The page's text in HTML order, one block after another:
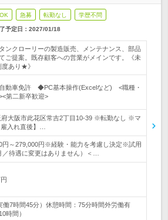
急募 転勤なし 学歴不問
予定日： 2027/01/18
ンクローリーの製造販売、メンテナンス、部品
ご提案。既存顧客への営業がメインです。《未
あり★》
動車免許 ◆PC基本操作(Excelなど) <職種・
第二新卒歓迎>
府大阪市此花区常吉2丁目10-39 ※転勤なし ※マ
入れ直後】…
円～279,000円※経験・能力を考慮し決定※試用
／待遇に変更はありません）＜…
働7時間45分）休憩時間：75分時間外労働有
時間）